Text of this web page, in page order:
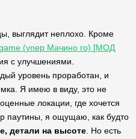
выглядит неплохо. Кроме
(упер Мачино го) [МОД
с улучшениями.
уровень проработан, и
Я имею в виду, это не
локации, где хочется
паутины, я ощущаю, как будто
детали на высоте . Но есть